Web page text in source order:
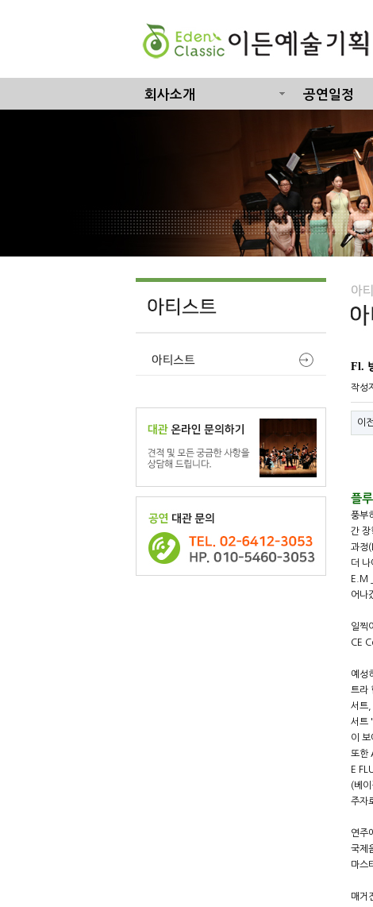
회사소개 공연일정
Fl.
작성
이
플
풍부
간 장
과정
더
E.M
어나
일찍
CE
예성
트라
서트,
서트
이 보
또한
E
(베
주자
연주
국제
마스
매거